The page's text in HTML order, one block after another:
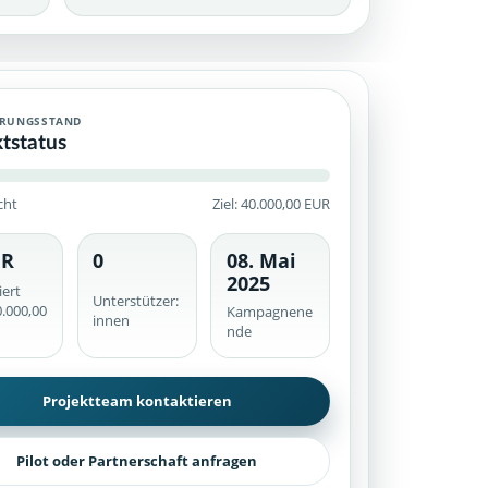
Kampagne mit historischem
werden serverseitig geprüft.
Ziel: 40.000,00 EUR
0
Unterstützer:
innen
08. Mai
2025
Kampagnene
nde
Projektteam kontaktieren
Pilot oder Partnerschaft anfragen